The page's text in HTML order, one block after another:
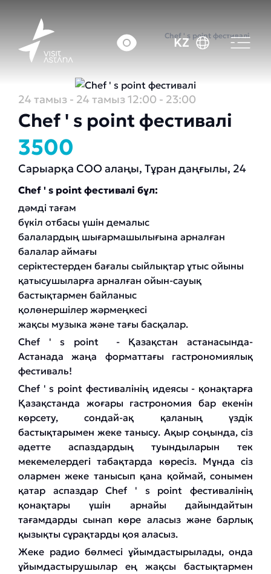
KZ
Басты бет Оқиғалар күнтізбесі Chef ' s point фестивалі
24 тамыз - 24 тамыз12:00 - 23:00
Chef ' s point фестивалі
3500
Сарыарқа СОО алаңы, Тұран даңғылы, 24
Chef ' s point фестивалі бұл:
дәмді тағам
бүкіл отбасы үшін демалыс
балалардың шығармашылығына арналған
балалар аймағы
серіктестерден бағалы сыйлықтар ұтыс ойыны
қатысушыларға арналған ойын-сауық
бастықтармен байланыс
қолөнершілер жәрмеңкесі
жақсы музыка және тағы басқалар.
Chef ' s point - Қазақстан астанасында-
Астанада жаңа форматтағы гастрономиялық
фестиваль!
Chef ' s point фестивалінің идеясы - қонақтарға
Қазақстанда жоғары гастрономия бар екенін
көрсету, сондай-ақ қаланың үздік
бастықтарымен жеке танысу. Ақыр соңында, сіз
әдетте аспаздардың туындыларын тек
мекемелердегі табақтарда көресіз. Мұнда сіз
олармен жеке танысып қана қоймай, сонымен
қатар аспаздар Chef ' s point фестивалінің
қонақтары үшін арнайы дайындайтын
тағамдарды сынап көре аласыз және барлық
қызықты сұрақтарды қоя аласыз.
Жеке радио бөлмесі ұйымдастырылады, онда
ұйымдастырушылар ең жақсы бастықтармен